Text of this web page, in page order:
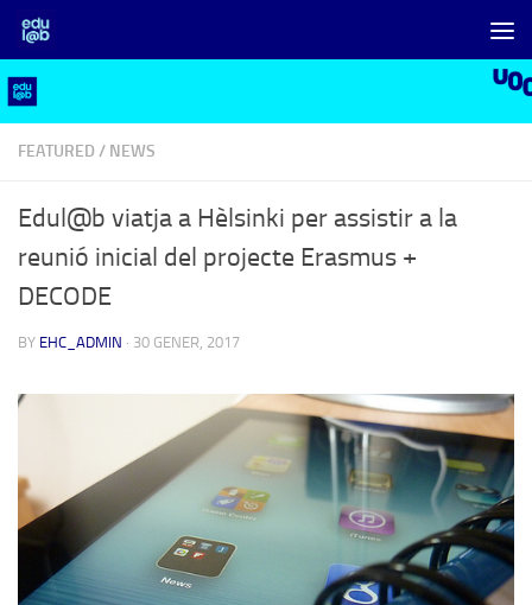
Skip to content
FEATURED / NEWS
Edul@b viatja a Hèlsinki per assistir a la
reunió inicial del projecte Erasmus +
DECODE
BY EHC_ADMIN · 30 GENER, 2017